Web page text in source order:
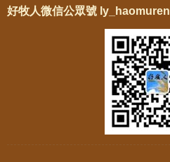
好牧人微信公眾號 ly_haomuren